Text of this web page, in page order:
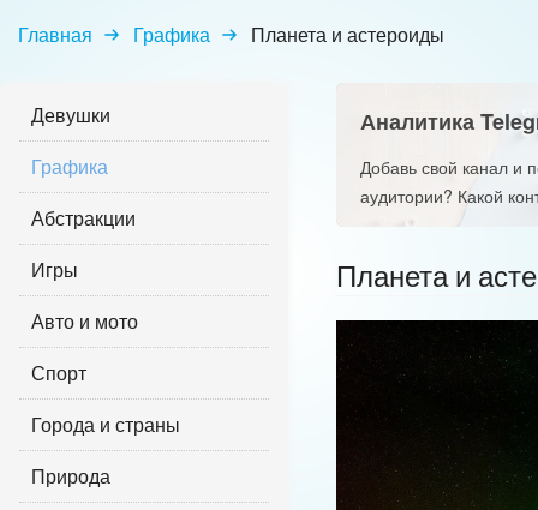
Главная Графика Планета и астероиды
Девушки
Графика
Абстракции
Игры
Авто и мото
Спорт
Города и страны
Природа
Аналитика
Добавь свой канал и
аудитории? Какой
Планета и